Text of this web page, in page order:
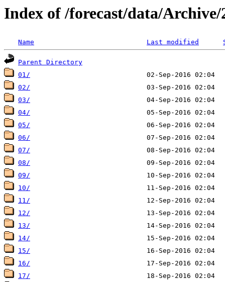
Index of /forecast/data/Archive/
Name Last modified
Parent Directory
01/
02/
03/
04/
05/
06/
07/
08/
09/
10/
11/
12/
13/
14/
15/
16/
17/